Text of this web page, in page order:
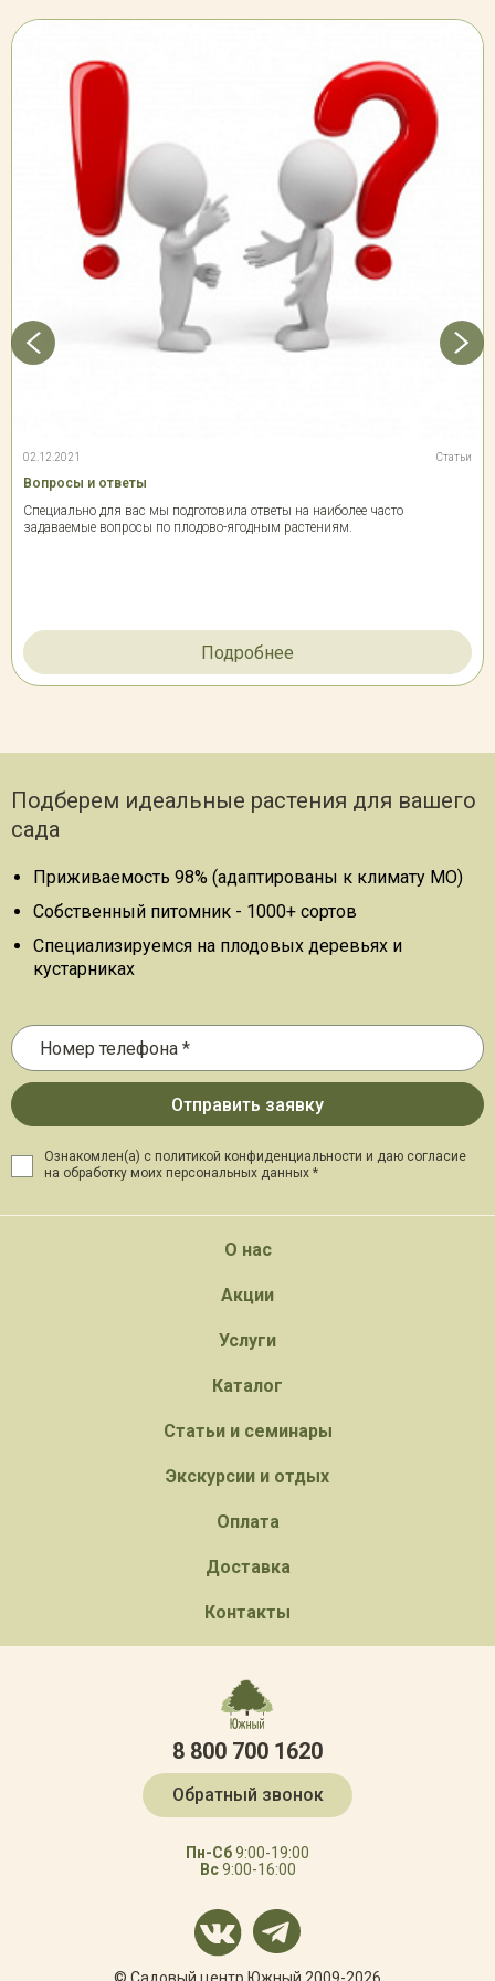
Рябина обыкновенная 'Пендула' (СП, St 225, 20-25, WRB-80)
23 000 Р Нет в наличии Отслеживать
Рябина обыкновенная 'Пендула' (СП, St 200, 20-25, WRB-90)
22 500 Р Нет в наличии Отслеживать
Рябина обыкновенная 'Пендула' (СП, St 200, 12-14, WRB-60)
Рябина обыкновенная 'Пендула' (СП, St 225, 16-18, WRB-60)
Рябина обыкновенная 'Пендула' (СП , St 225, 18-20, WRB-70)
27 000 Р Нет в наличии Отслеживать
29 000 Р Нет в наличии Отслеживать
02.12.2021 Статьи
Вопросы и ответы
Специально для вас мы подготовила ответы на наиболее часто
задаваемые вопросы по плодово-ягодным растениям.
Подробнее
Подберем идеальные растения для вашего
сада
Приживаемость 98% (адаптированы к климату МО)
Собственный питомник - 1000+ сортов
Специализируемся на плодовых деревьях и
кустарниках
Ознакомлен(а) с политикой конфиденциальности и даю согласие
на обработку моих персональных данных *
О нас
Акции
Услуги
Каталог
Статьи и семинары
Экскурсии и отдых
Оплата
Доставка
Контакты
8 800 700 1620
Обратный звонок
Пн-Сб9:00-19:00
Вс9:00-16:00